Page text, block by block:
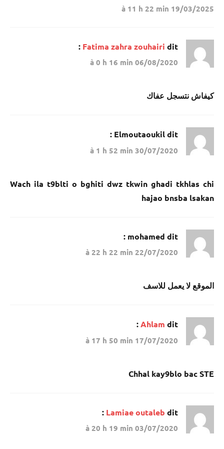
19/03/2025 à 11 h 22 min
Fatima zahra zouhairi dit :
06/08/2020 à 0 h 16 min
كيفاش نتسجل عفاك
Elmoutaoukildit :
30/07/2020 à 1 h 52 min
Wach ila t9blti o bghiti dwz tkwin ghadi tkhlas chi
hajao bnsba lsakan
mohamed dit :
22/07/2020 à 22 h 22 min
الموقع لا يعمل للاسف
Ahlam dit :
17/07/2020 à 17 h 50 min
Chhal kay9blo bac STE
Lamiae outaleb dit :
03/07/2020 à 20 h 19 min